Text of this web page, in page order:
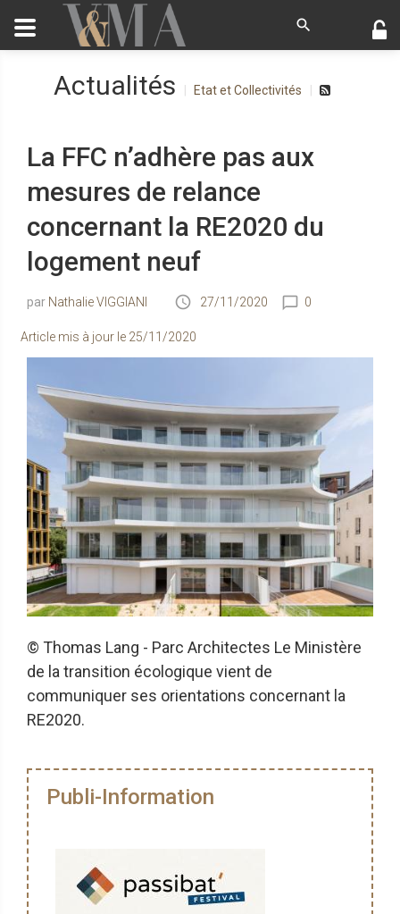
Actualités Etat et Collectivités
La FFC n’adhère pas aux
mesures de relance
concernant la RE2020 du
logement neuf
Nathalie VIGGIANI 27/11/2020 0
Article mis à jour le 25/11/2020
© Thomas Lang - Parc Architectes Le Ministère
de la transition écologique vient de
communiquer ses orientations concernant la
RE2020.
Publi-Information